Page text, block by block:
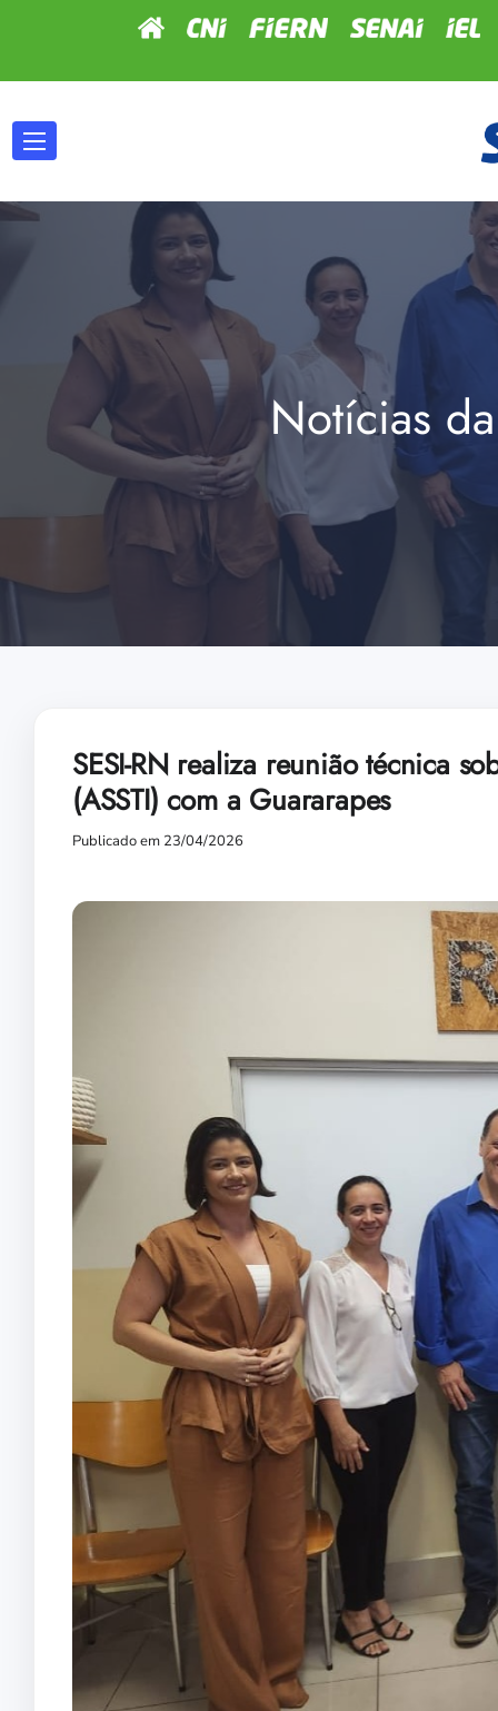
Notícias
SESI-RN realiza reunião técnica
(ASSTI) com a Guararapes
Publicado em 23/04/2026